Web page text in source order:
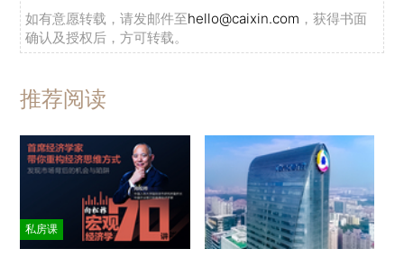
如有意愿转载，请发邮件至hello@caixin.com ，获得书面
确认及授权后，方可转载。
推荐阅读
私房课